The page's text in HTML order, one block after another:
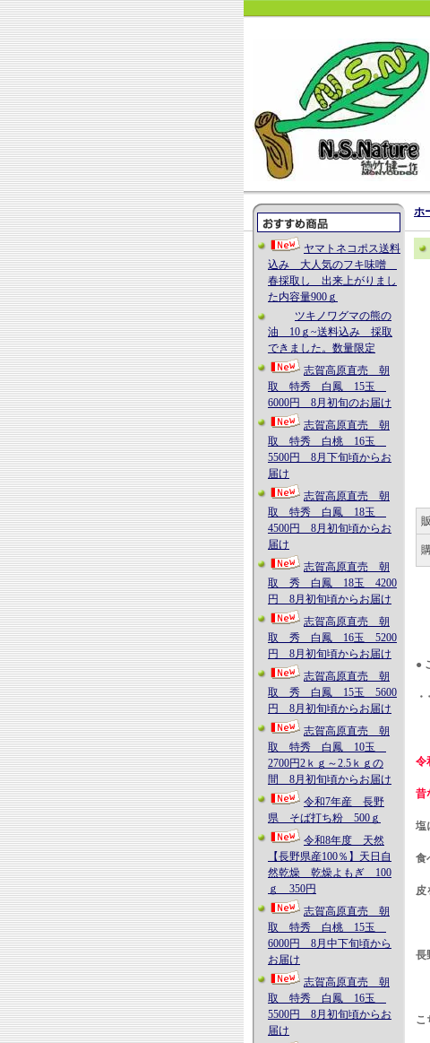
ヤマトネコポス送料
込み 大人気のフキ味噌
春採取し 出来上がりまし
た内容量900ｇ
ツキノワグマの熊の
油 10ｇ~送料込み 採取
できました。数量限定
志賀高原直売 朝
取 特秀 白鳳 15玉
6000円 8月初旬のお届け
志賀高原直売 朝
取 特秀 白桃 16玉
5500円 8月下旬頃からお
届け
志賀高原直売 朝
取 特秀 白鳳 18玉
4500円 8月初旬頃からお
届け
志賀高原直売 朝
取 秀 白鳳 18玉 4200
円 8月初旬頃からお届け
志賀高原直売 朝
取 秀 白鳳 16玉 5200
円 8月初旬頃からお届け
志賀高原直売 朝
取 秀 白鳳 15玉 5600
円 8月初旬頃からお届け
志賀高原直売 朝
取 特秀 白鳳 10玉
2700円2ｋｇ～2.5ｋｇの
間 8月初旬頃からお届け
令和7年産 長野
県 そば打ち粉 500ｇ
令和8年度 天然
【長野県産100％】天日自
然乾燥 乾燥よもぎ 100
ｇ 350円
志賀高原直売 朝
取 特秀 白桃 15玉
6000円 8月中下旬頃から
お届け
志賀高原直売 朝
取 特秀 白鳳 16玉
5500円 8月初旬頃からお
届け
ホ
●
令
昔
塩
食
皮
長
こ